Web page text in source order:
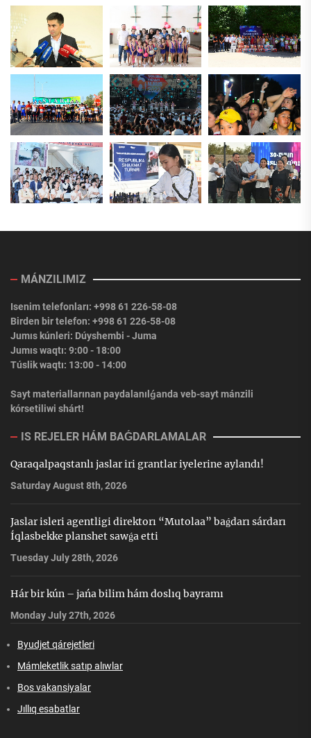
MÁNZILIMIZ
Isenim telefonları: +998 61 226-58-08
Birden bir telefon: +998 61 226-58-08
Jumıs kúnleri: Dúyshembi - Juma
Jumıs waqtı: 9:00 - 18:00
Túslik waqtı: 13:00 - 14:00
Sayt materiallarınan paydalanılǵanda veb-sayt mánzili
kórsetiliwi shárt!
IS REJELER HÁM BAǴDARLAMALAR
Qaraqalpaqstanlı jaslar iri grantlar iyelerine aylandı!
Saturday August 8th, 2026
Jaslar isleri agentligi direktorı “Mutolaa” baǵdarı sárdarı
Íqlasbekke planshet sawǵa etti
Tuesday July 28th, 2026
Hár bir kún – jańa bilim hám doslıq bayramı
Monday July 27th, 2026
Byudjet qárejetleri
Mámleketlik satıp alıwlar
Bos vakansiyalar
Jıllıq esabatlar